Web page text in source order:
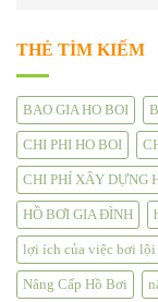
THẺ TÌM KIẾM
BAO GIA HO BOI
CHI PHI HO BOI
CHI PHÍ XÂY DỰNG
HỒ BƠI GIA ĐÌNH
lợi ích của việc bơi lội
Nâng Cấp Hồ Bơi